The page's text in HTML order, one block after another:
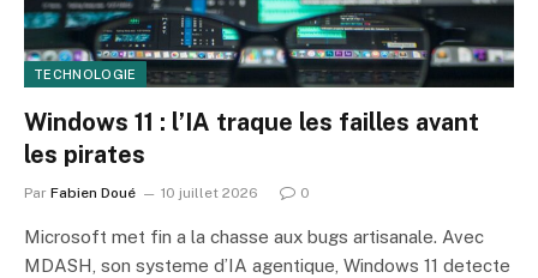
TECHNOLOGIE
Windows 11 : l’IA traque les failles avant
les pirates
Par Fabien Doué 10 juillet 2026 0
Microsoft met fin a la chasse aux bugs artisanale. Avec
MDASH, son systeme d’IA agentique, Windows 11 detecte